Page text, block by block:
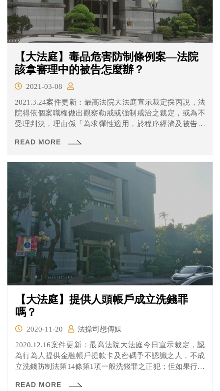
【大法庭】毒品危害防制條例案—法院
該拿審理中的被告怎麼辦？
2021-03-08
2021.3.24案件更新：最高法院大法庭宣示裁定採丙說，法
院得依個案職權做出觀察勒戒或強制戒治之裁定，或為不
受理判決，理由係「為求彈性適用，於程序經濟及被告利
法目的，暨擴大檢察官對施用毒品者附條件緩起訴之範
神，法院自得斟酌個案情形，擇一適用」。
READ MORE
【大法庭】提供人頭帳戶成立洗錢罪
嗎？
2020-11-20
法操司想傳媒
2020.12.16案件更新：最高法院大法庭今日宣示裁定，認
為行為人提供金融帳戶提款卡及密碼予不認識之人，不成
立洗錢防制法第14條第1項一般洗錢罪之正犯；但如果行為
而提供其金融帳戶，則會構成一般洗錢罪之幫助犯。
READ MORE